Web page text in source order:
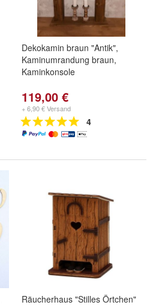
Dekokamin braun "Antik",
Kaminumrandung braun,
Kaminkonsole
119,00 €
+ 6,90 € Versand
4
Räucherhaus "Stilles Örtchen"